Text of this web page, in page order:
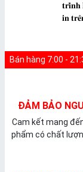
𝐢𝐧
𝐏𝐕𝐂
Bán hàng 7:00 -
ĐẢM BẢO
Cam kết mang
phẩm có chất